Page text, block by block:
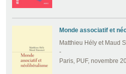
Monde associatif et
Matthieu Hély et Maud
-
Paris, PUF, novembre